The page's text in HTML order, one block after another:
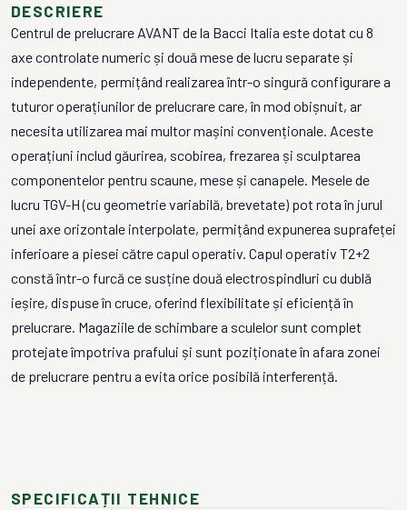
DESCRIERE
Centrul de prelucrare AVANT de la Bacci Italia este dotat cu 8
axe controlate numeric și două mese de lucru separate și
independente, permițând realizarea într-o singură configurare a
tuturor operațiunilor de prelucrare care, în mod obișnuit, ar
necesita utilizarea mai multor mașini convenționale. Aceste
operațiuni includ găurirea, scobirea, frezarea și sculptarea
componentelor pentru scaune, mese și canapele. Mesele de
lucru TGV-H (cu geometrie variabilă, brevetate) pot rota în jurul
unei axe orizontale interpolate, permițând expunerea suprafeței
inferioare a piesei către capul operativ. Capul operativ T2+2
constă într-o furcă ce susține două electrospindluri cu dublă
ieșire, dispuse în cruce, oferind flexibilitate și eficiență în
prelucrare. Magaziile de schimbare a sculelor sunt complet
protejate împotriva prafului și sunt poziționate în afara zonei
de prelucrare pentru a evita orice posibilă interferență.
SPECIFICAȚII TEHNICE